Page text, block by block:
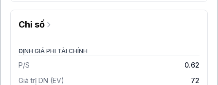
Chỉ số
ĐỊNH GIÁ PHI TÀI CHÍNH
P/S
0.62
Giá trị DN (EV)
72